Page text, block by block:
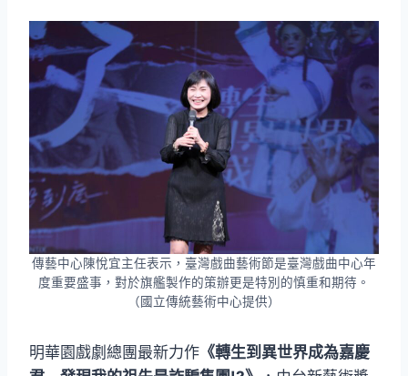
傳藝中心陳悅宜主任表示，臺灣戲曲藝術節是臺灣戲曲中心年
度重要盛事，對於旗艦製作的策辦更是特別的慎重和期待。
（國立傳統藝術中心提供）
明華園戲劇總團最新力作 《轉生到異世界成為嘉慶